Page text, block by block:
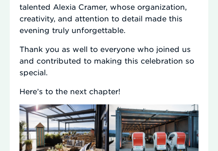
talented Alexia Cramer, whose organization,
creativity, and attention to detail made this
evening truly unforgettable.
Thank you as well to everyone who joined us
and contributed to making this celebration so
special.
Here’s to the next chapter!